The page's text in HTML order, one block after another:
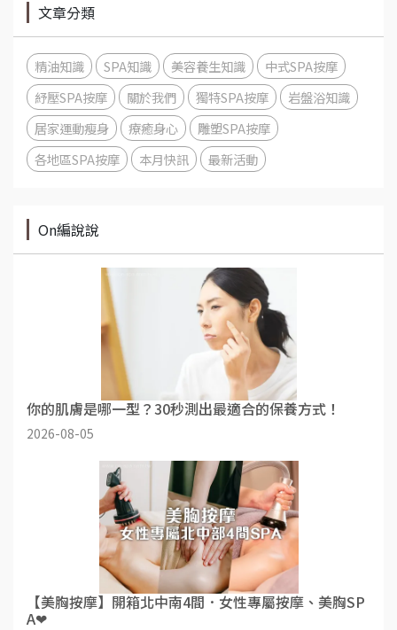
文章分類
精油知識 SPA知識 美容養生知識
中式SPA按摩
紓壓SPA按摩
關於我們 獨特SPA按摩
岩盤浴知識
居家運動瘦身
療癒身心
雕塑SPA按摩
各地區SPA按摩
本月快訊 最新活動
On編說說
你的肌膚是哪一型？30秒測出最適合的保養方式！
2026-08-05
【美胸按摩】開箱北中南4間．女性專屬按摩、美胸SP
A❤